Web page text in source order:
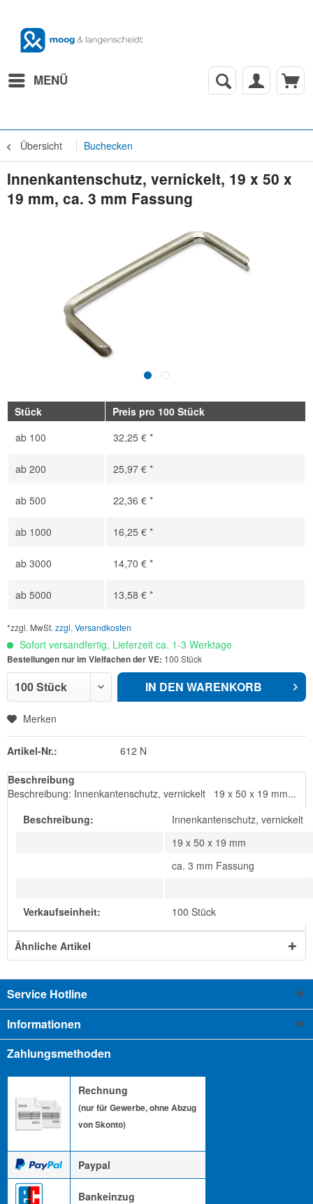
MENÜ
Übersicht Buchecken
Innenkantenschutz, vernickelt, 19 x 50 x
19 mm, ca. 3 mm Fassung
Stück
Preis pro 100 Stück
ab 100 32,25 € *
ab 200 25,97 € *
ab 500 22,36 € *
ab 1000 16,25 € *
ab 3000 14,70 € *
ab 5000 13,58 € *
*zzgl. MwSt. zzgl. Versandkosten
Sofort versandfertig, Lieferzeit ca. 1-3 Werktage
Bestellungen nur im Vielfachen der VE: 100 Stück
IN DEN WARENKORB
Merken
Artikel-Nr.: 612 N
Beschreibung
Beschreibung: Innenkantenschutz, vernickelt 19 x 50 x 19 mm...
Beschreibung:
Innenkantenschutz, vernickelt
19 x 50 x 19 mm
ca. 3 mm Fassung
Verkaufseinheit: 100 Stück
Ähnliche Artikel
Service Hotline
Informationen
Zahlungsmethoden
Rechnung
(nur für Gewerbe, ohne Abzug
von Skonto)
Paypal
Bankeinzug